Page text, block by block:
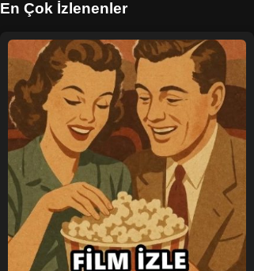
En Çok İzlenenler